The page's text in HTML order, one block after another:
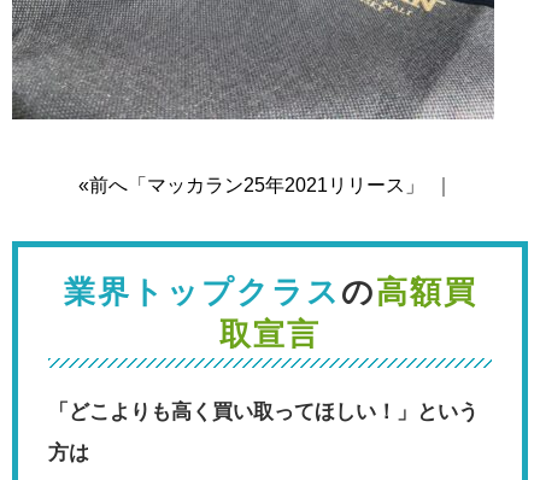
«前へ「マッカラン25年2021リリース」
業界トップクラス の高額買
取宣言
「どこよりも高く買い取ってほしい！」という
方は